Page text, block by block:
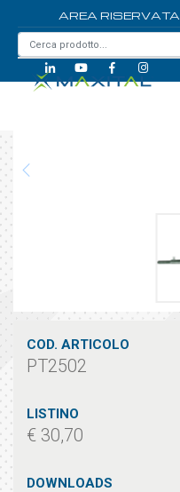
AREA RISERVATA
COD. ARTICOLO
PT2502
LISTINO
€ 30,70
DOWNLOADS